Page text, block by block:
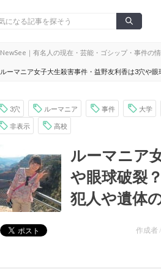
NewSee｜有名人の現在・芸能・ゴシップ・事件の
ルーマニア女子大生殺害事件・益野友利香は3穴や
3穴 ルーマニア 事件 大学
非表示 高校
ルーマニア
や眼球破裂
犯人や遺体
作成者 /